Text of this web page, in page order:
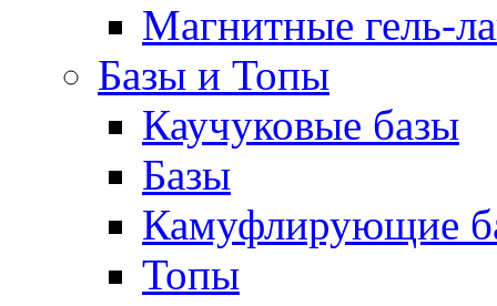
Магнитные гель-
Базы и Топы
Каучуковые базы
Базы
Камуфлирующие
Топы